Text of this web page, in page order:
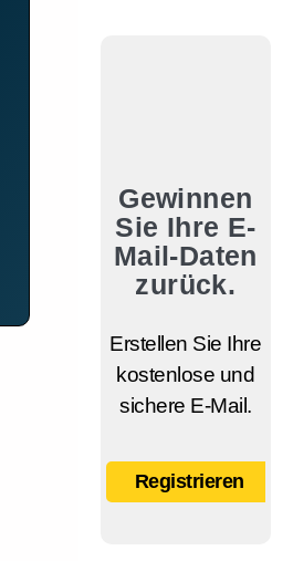
Gewinnen
Sie Ihre E-
Mail-Daten
zurück.
Erstellen Sie Ihre
kostenlose und
sichere E-Mail.
Registrieren